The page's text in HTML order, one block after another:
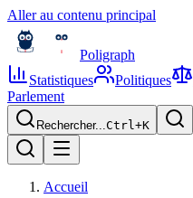
Aller au contenu principal
Poligraph
Statistiques
Politiques
Parlement
Rechercher...Ctrl+K
Accueil